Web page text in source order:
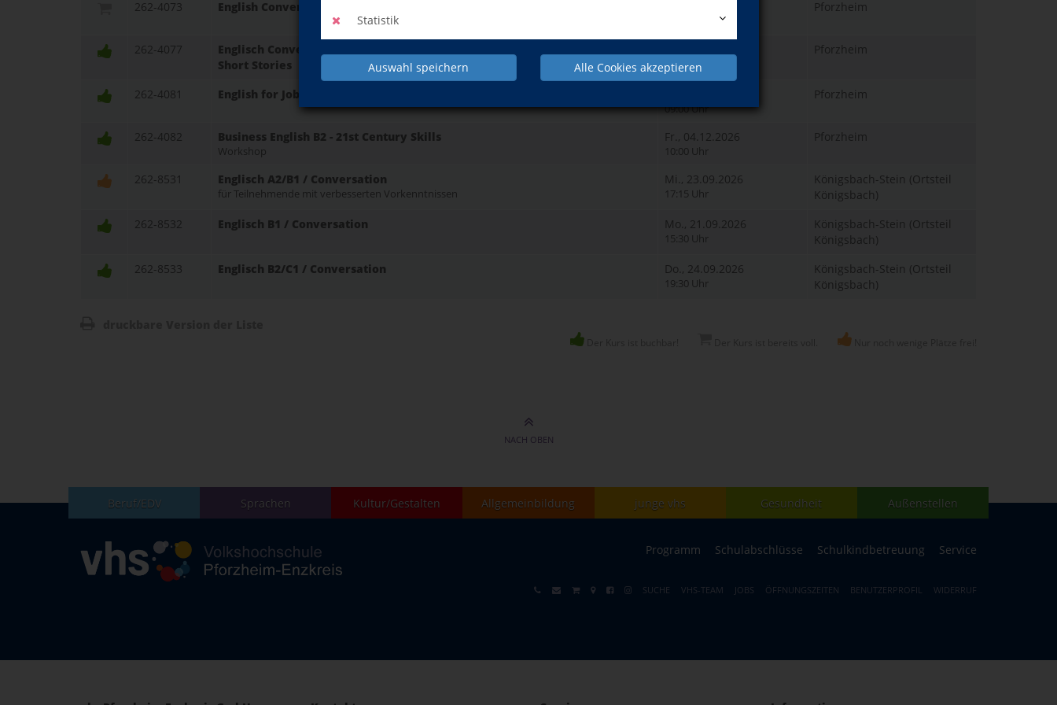
Statistik
Auswahl speichern Alle Cookies akzeptieren
262-4073 English Conversation B2/C1 – am Vormittag Pforzheim
262-4077
Englisch Conversation C2 – am Nachmittag Improve your English through
Short Stories
15:00 Uhr
Pforzheim
262-4081 English for Job Interviews- Levels B1 to C1
09:00 Uhr
Pforzheim
262-4082 Business English B2 - 21st Century Skills
Workshop
Fr., 04.12.2026
10:00 Uhr
Pforzheim
262-8531 Englisch A2/B1 / Conversation
für Teilnehmende mit verbesserten Vorkenntnissen
Mi., 23.09.2026
17:15 Uhr
Königsbach-Stein (Ortsteil
Königsbach)
262-8532
Englisch B1 / Conversation Mo., 21.09.2026
15:30 Uhr
Königsbach-Stein (Ortsteil
Königsbach)
262-8533
Englisch B2/C1 / Conversation Do., 24.09.2026
19:30 Uhr
Königsbach-Stein (Ortsteil
Königsbach)
NACH OBEN
Beruf/EDV Sprachen Kultur/Gestalten Allgemeinbildung junge vhs Gesundheit Außenstellen
Programm Schulabschlüsse Schulkindbetreuung Service
SUCHE VHS-TEAM JOBS ÖFFNUNGSZEITEN BENUTZERPROFIL WIDERRUF